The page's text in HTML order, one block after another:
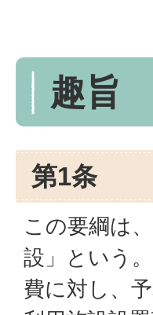
趣旨
第1条
この要綱は
設」という
費に対し、